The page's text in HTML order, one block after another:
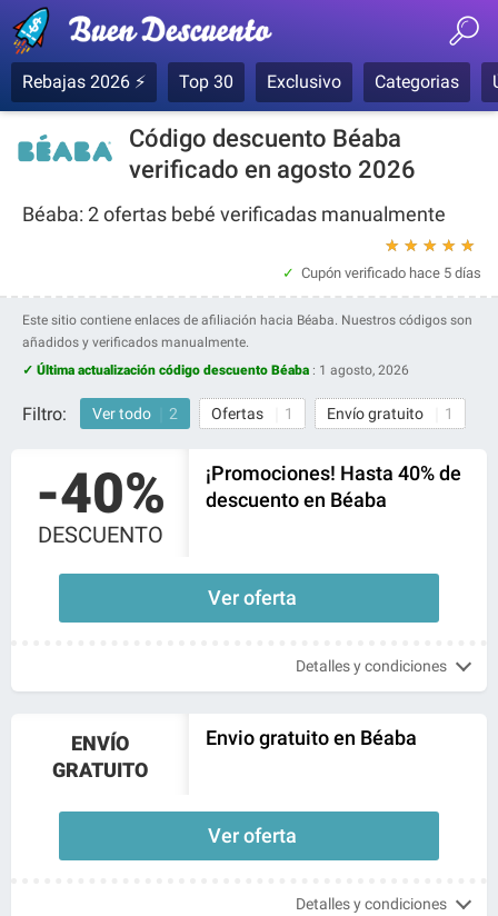
Rebajas 2026 ⚡ Top 30 Exclusivo Categorias
Código descuento Béaba
verificado en agosto 2026
Béaba: 2 ofertas bebé verificadas manualmente
★
★
★
★
★
Cupón verificado hace 5 días
Este sitio contiene enlaces de afiliación hacia Béaba. Nuestros códigos son
añadidos y verificados manualmente.
✓ Última actualización código descuento Béaba : 1 agosto, 2026
Filtro: Ver todo 2 Ofertas 1 Envío gratuito 1
-40%
DESCUENTO
¡Promociones! Hasta 40% de
descuento en Béaba
Ver oferta
Detalles y condiciones
ENVÍO
GRATUITO
Envio gratuito en Béaba
Ver oferta
Detalles y condiciones